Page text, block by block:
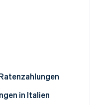
man darunter?
in Italien